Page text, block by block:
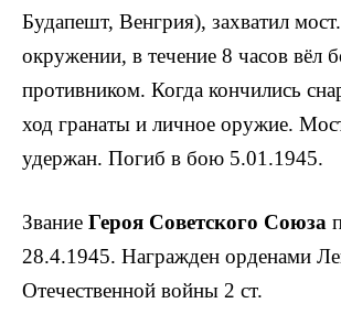
Будапешт, Венгрия), захватил
окружении, в течение 8 часов вёл
противником. Когда кончились
ход гранаты и личное оружие.
удержан. Погиб в бою 5.01.1945.
Звание Героя Советского Союза
28.4.1945. Награжден орденами
Отечественной войны 2 ст.